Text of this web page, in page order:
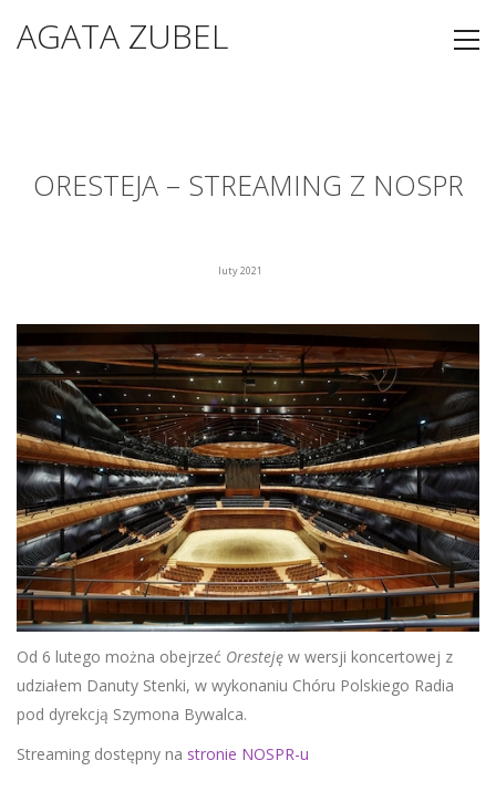
AGATA ZUBEL
ORESTEJA – STREAMING Z NOSPR
luty 2021
Od 6 lutego można obejrzeć Oresteję w wersji koncertowej z
udziałem Danuty Stenki, w wykonaniu Chóru Polskiego Radia
pod dyrekcją Szymona Bywalca.
Streaming dostępny na stronie NOSPR-u